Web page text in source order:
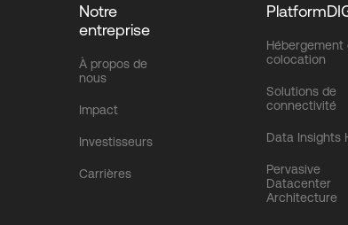
Notre
entreprise
À propos de
nous
Impact
Investisseurs
Carrières
Hébergement
colocation
Solutions de
connectivité
Data Insights
Pervasive
Datacenter
Architecture